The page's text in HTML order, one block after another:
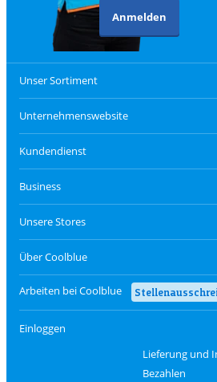
Anmelden
Unser Sortiment
Unternehmenswebsite
Kundendienst
Business
Unsere Stores
Über Coolblue
Arbeiten bei Coolblue
Einloggen
Lieferung und
Bezahlen